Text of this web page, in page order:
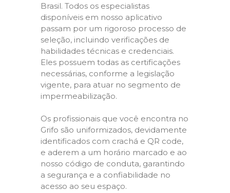
Brasil. Todos os especialistas
disponíveis em nosso aplicativo
passam por um rigoroso processo de
seleção, incluindo verificações de
habilidades técnicas e credenciais.
Eles possuem todas as certificações
necessárias, conforme a legislação
vigente, para atuar no segmento de
impermeabilização.
Os profissionais que você encontra no
Grifo são uniformizados, devidamente
identificados com crachá e QR code,
e aderem a um horário marcado e ao
nosso código de conduta, garantindo
a segurança e a confiabilidade no
acesso ao seu espaço.